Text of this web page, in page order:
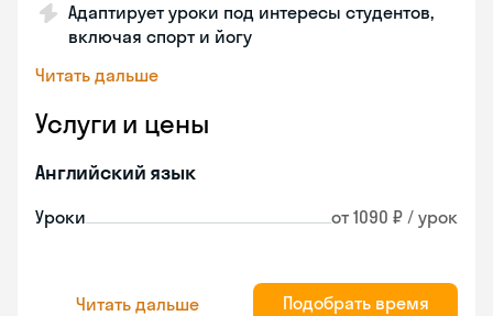
Адаптирует уроки под интересы студентов,
включая спорт и йогу
Читать дальше
Услуги и цены
Английский язык
Уроки от 1090 ₽ / урок
Читать дальше Подобрать время